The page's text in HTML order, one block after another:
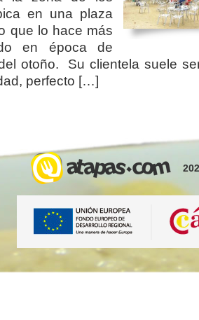
en una plaza
que lo hace más
en época de
otoño. Su clientela suele
perfecto […]